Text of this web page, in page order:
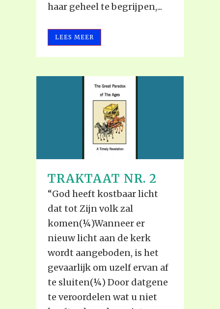
haar geheel te begrijpen,...
LEES MEER
TRAKTAAT NR. 2
“God heeft kostbaar licht
dat tot Zijn volk zal
komen(¼)Wanneer er
nieuw licht aan de kerk
wordt aangeboden, is het
gevaarlijk om uzelf ervan af
te sluiten(¼) Door datgene
te veroordelen wat u niet